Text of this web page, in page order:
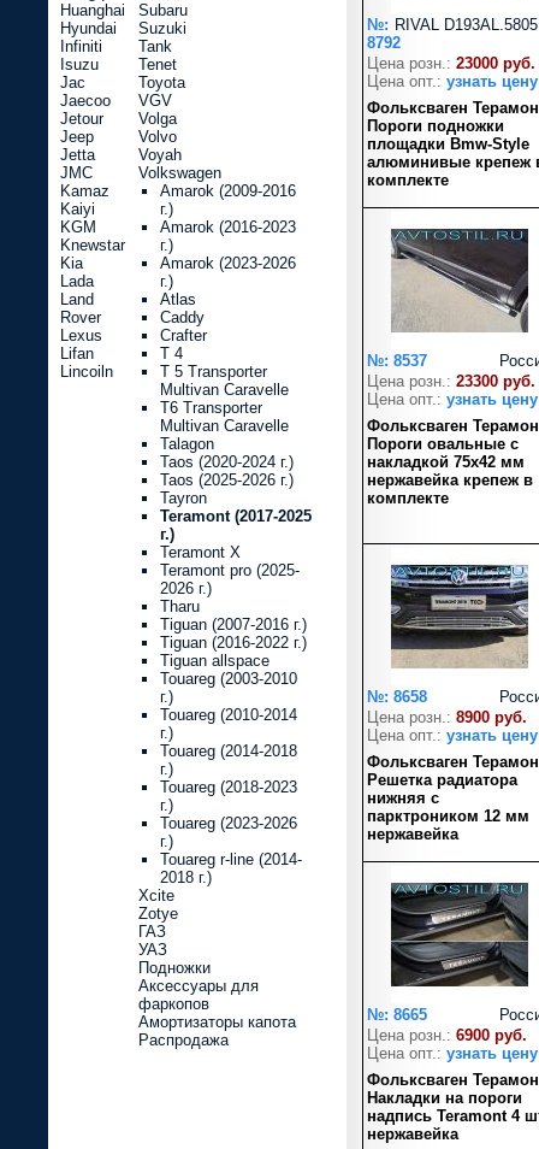
RIVAL
№:
8792
Цена розн.: 23000 руб.
Цена опт.: узнать цену
Фольксваген
Пороги подножки
площадки Bmw-Style
алюминивые крепеж
комплекте
№: 8537
Цена розн.: 23300 руб.
Цена опт.: узнать цену
Фольксваген
Пороги овальные с
накладкой 75х42 мм
нержавейка крепеж в
комплекте
№: 8658
Цена розн.: 8900 руб.
Цена опт.: узнать цену
Фольксваген
Решетка радиатора
нижняя с
парктроником 12 мм
нержавейка
№: 8665
Цена розн.: 6900 руб.
Цена опт.: узнать цену
Фольксваген
Накладки на пороги
надпись Teramont 4
нержавейка
Huanghai
Hyundai
Infiniti
Isuzu
Jac
Jaecoo
Jetour
Jeep
Jetta
JMC
Kamaz
Kaiyi
KGM
Knewstar
Kia
Lada
Land
Rover
Lexus
Lifan
Lincoiln
Subaru
Suzuki
Tank
Tenet
Toyota
VGV
Volga
Volvo
Voyah
Volkswagen
Amarok (2009-2016
г.)
Amarok (2016-2023
г.)
Amarok (2023-2026
г.)
Atlas
Caddy
Crafter
T 4
T 5 Transporter
Multivan Caravelle
T6 Transporter
Multivan Caravelle
Talagon
Taos (2020-2024 г.)
Taos (2025-2026 г.)
Tayron
Teramont (2017-2025
г.)
Teramont X
Teramont pro (2025-
2026 г.)
Tharu
Tiguan (2007-2016 г.)
Tiguan (2016-2022 г.)
Tiguan allspace
Touareg (2003-2010
г.)
Touareg (2010-2014
г.)
Touareg (2014-2018
г.)
Touareg (2018-2023
г.)
Touareg (2023-2026
г.)
Touareg r-line (2014-
2018 г.)
Xcite
Zotye
ГАЗ
УАЗ
Подножки
Аксессуары для
фаркопов
Амортизаторы капота
Распродажа